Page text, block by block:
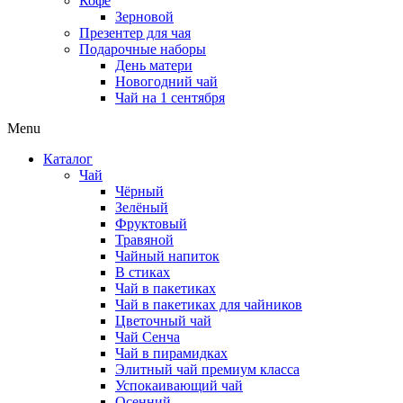
Зерновой
Презентер для чая
Подарочные наборы
День матери
Новогодний чай
Чай на 1 сентября
Menu
Каталог
Чай
Чёрный
Зелёный
Фруктовый
Травяной
Чайный напиток
В стиках
Чай в пакетиках
Чай в пакетиках для чайников
Цветочный чай
Чай Сенча
Чай в пирамидках
Элитный чай премиум класса
Успокаивающий чай